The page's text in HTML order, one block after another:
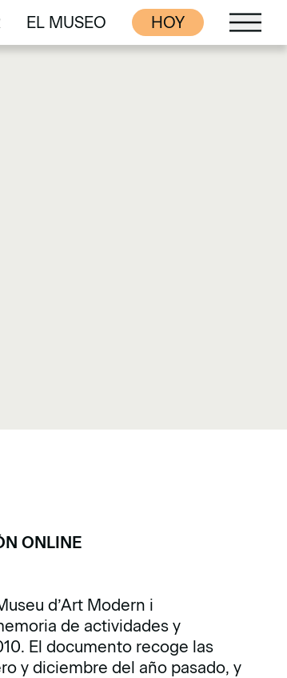
EL MUSEO
EL MUSEO
HOY
ONLINE
d’Art Modern i
de actividades y
El documento recoge las
y diciembre del año pasado, y